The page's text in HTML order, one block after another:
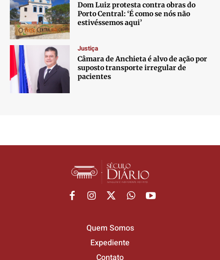
Dom Luiz protesta contra obras do
Porto Central: ‘É como se nós não
estivéssemos aqui’
Justiça
Câmara de Anchieta é alvo de ação por
suposto transporte irregular de
pacientes
Quem Somos
Expediente